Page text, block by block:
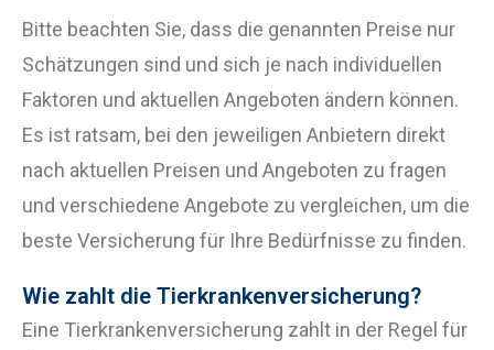
Bitte beachten Sie, dass die genannten Preise nur
Schätzungen sind und sich je nach individuellen
Faktoren und aktuellen Angeboten ändern können.
Es ist ratsam, bei den jeweiligen Anbietern direkt
nach aktuellen Preisen und Angeboten zu fragen
und verschiedene Angebote zu vergleichen, um die
beste Versicherung für Ihre Bedürfnisse zu finden.
Wie zahlt die Tierkrankenversicherung?
Eine Tierkrankenversicherung zahlt in der Regel für